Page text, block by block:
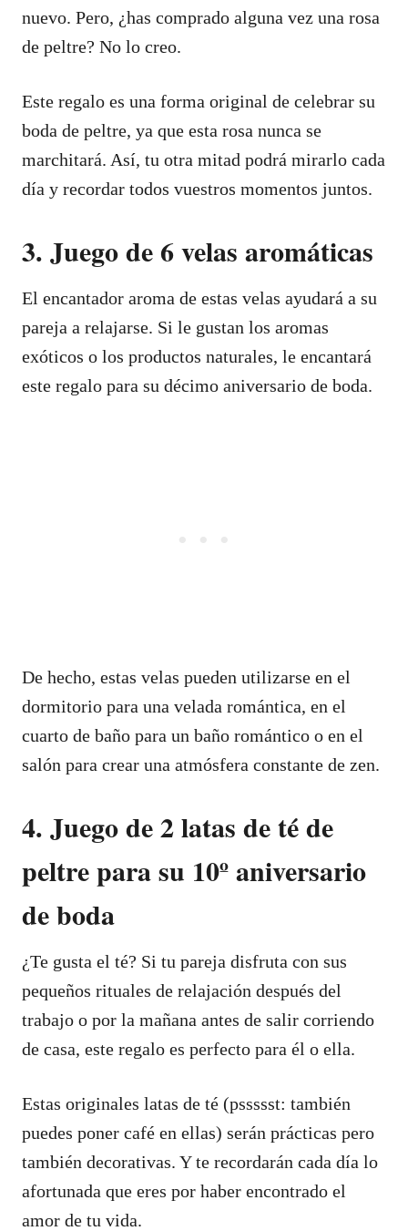
nuevo. Pero, ¿has comprado alguna vez una rosa
de peltre? No lo creo.
Este regalo es una forma original de celebrar su
boda de peltre, ya que esta rosa nunca se
marchitará. Así, tu otra mitad podrá mirarlo cada
día y recordar todos vuestros momentos juntos.
3. Juego de 6 velas aromáticas
El encantador aroma de estas velas ayudará a su
pareja a relajarse. Si le gustan los aromas
exóticos o los productos naturales, le encantará
este regalo para su décimo aniversario de boda.
De hecho, estas velas pueden utilizarse en el
dormitorio para una velada romántica, en el
cuarto de baño para un baño romántico o en el
salón para crear una atmósfera constante de zen.
4. Juego de 2 latas de té de
peltre para su 10º aniversario
de boda
¿Te gusta el té? Si tu pareja disfruta con sus
pequeños rituales de relajación después del
trabajo o por la mañana antes de salir corriendo
de casa, este regalo es perfecto para él o ella.
Estas originales latas de té (pssssst: también
puedes poner café en ellas) serán prácticas pero
también decorativas. Y te recordarán cada día lo
afortunada que eres por haber encontrado el
amor de tu vida.